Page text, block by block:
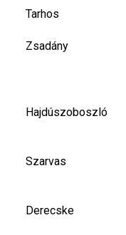
Tarhos
Zsadány
Hajdúszoboszló
Szarvas
Derecske